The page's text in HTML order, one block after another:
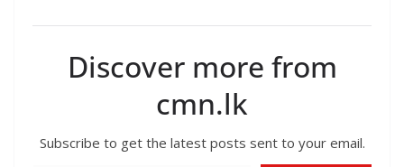
e
b
k
itt
er
ai
l
at
s
A
p
p
er ar
e
Discover more from
cmn.lk
Subscribe to get the latest posts sent to your email.